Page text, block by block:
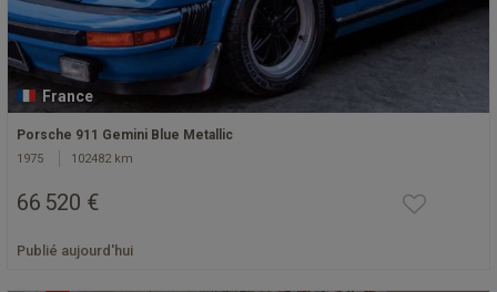
France
Porsche 911 Gemini Blue Metallic
1975 102482 km
66 520 €
Publié aujourd'hui